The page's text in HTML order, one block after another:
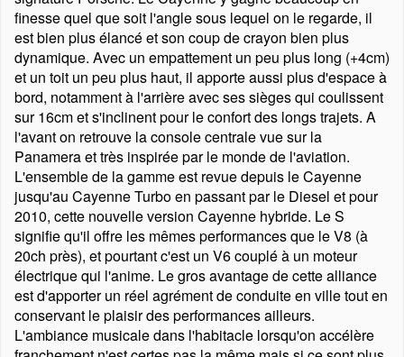
finesse quel que soit l'angle sous lequel on le regarde, il
est bien plus élancé et son coup de crayon bien plus
dynamique. Avec un empattement un peu plus long (+4cm)
et un toit un peu plus haut, il apporte aussi plus d'espace à
bord, notamment à l'arrière avec ses sièges qui coulissent
sur 16cm et s'inclinent pour le confort des longs trajets. A
l'avant on retrouve la console centrale vue sur la
Panamera et très inspirée par le monde de l'aviation.
L'ensemble de la gamme est revue depuis le Cayenne
jusqu'au Cayenne Turbo en passant par le Diesel et pour
2010, cette nouvelle version Cayenne hybride. Le S
signifie qu'il offre les mêmes performances que le V8 (à
20ch près), et pourtant c'est un V6 couplé à un moteur
électrique qui l'anime. Le gros avantage de cette alliance
est d'apporter un réel agrément de conduite en ville tout en
conservant le plaisir des performances ailleurs.
L'ambiance musicale dans l'habitacle lorsqu'on accélère